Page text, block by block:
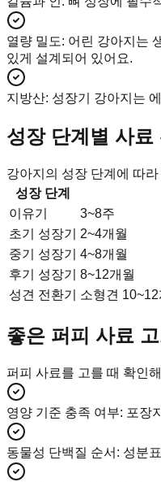
열량 밀도: 어린 강아지는
있게 설계되어 있어요.
지방산: 성장기 강아지는
성장 단계별 사료
강아지의 성장 단계에 따
성장 단계
이유기
3~8주
초기 성장기
2~4개월
중기 성장기
4~8개월
후기 성장기
8~12개월
성견 전환기
소형견
좋은 퍼피 사료
퍼피 사료를 고를 때 확인
영양 기준 충족 여부: 포장
동물성 단백질 순서 : 성분